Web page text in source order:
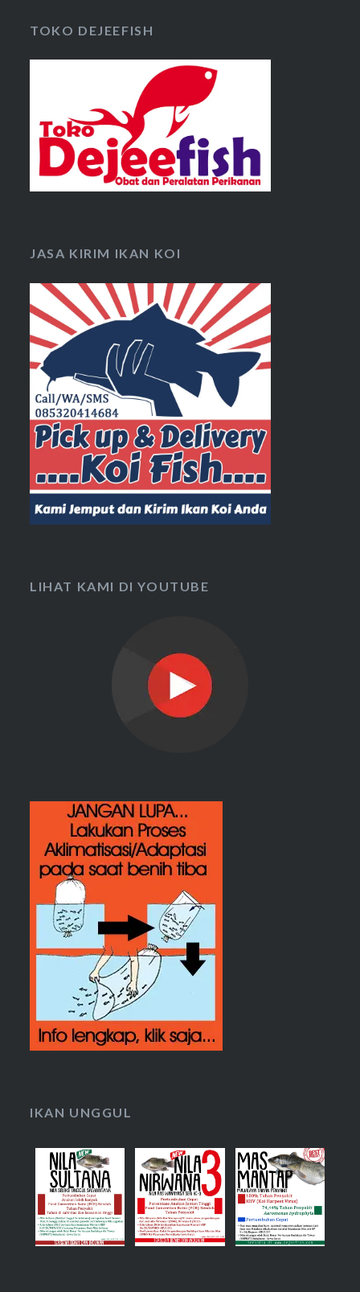
TOKO DEJEEFISH
JASA KIRIM IKAN KOI
LIHAT KAMI DI YOUTUBE
IKAN UNGGUL